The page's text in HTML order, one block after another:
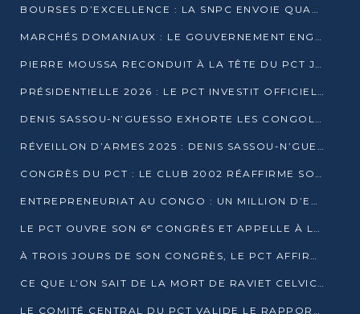
BOURSES D’EXCELLENCE : LA SNPC ENVOIE QUATRE NOUVEAUX TALENTS CONGOLAIS SE FORMER À BAKOU
MARCHÉS DOMANIAUX : LE GOUVERNEMENT ENGAGE LA STRUCTURATION DES TAXES D’ASSAINISSEMENT
PIERRE MOUSSA RECONDUIT À LA TÊTE DU PCT JUSQU’EN 2031
PRÉSIDENTIELLE 2026 : LE PCT INVESTIT OFFICIELLEMENT DENIS SASSOU NGUESSO
DENIS SASSOU-N’GUESSO EXHORTE LES CONGOLAIS À L’UNITÉ ET AU FAIR-PLAY DÉMOCRATIQUE EN 2026
RÉVEILLON D’ARMES 2025 : DENIS SASSOU-N’GUESSO GARANTIT DES ÉLECTIONS 2026 PAISIBLES ET SÉCURISÉES
CONGRÈS DU PCT : LE CLUB 2002 RÉAFFIRME SON SOUTIEN À DENIS SASSOU-N’GUESSO POUR 2026
ENTREPRENEURIAT AU CONGO : UN MILLION D’EUROS POUR FINANCER LES STARTUPS DÈS 2026
LE PCT OUVRE SON 6ᵉ CONGRÈS ET APPELLE À LA CANDIDATURE DE DENIS SASSOU NGUESSO
À TROIS JOURS DE SON CONGRÈS, LE PCT AFFIRME AVOIR ATTEINT TOUS SES OBJECTIFS
CE QUE L’ON SAIT DE LA MORT DE RAVIET CELVIC N’TSIANTSIE
LE COMITÉ CENTRAL DU PCT VALIDE LE RAPPORT DU CONGRÈS ET SOUTIENT DENIS SASSOU N’GUESSO